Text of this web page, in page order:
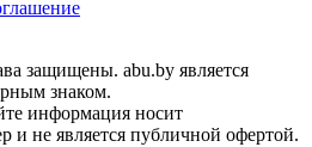
защищены. abu.by является
знаком.
информация носит
и не является публичной офертой.